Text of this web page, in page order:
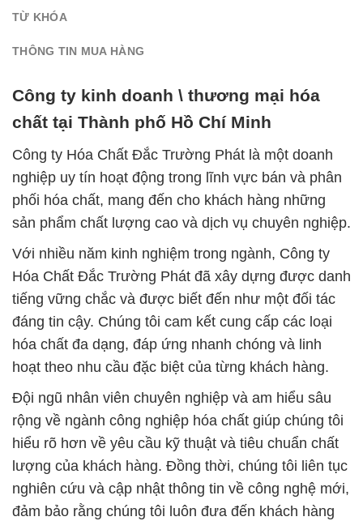
TỪ KHÓA
THÔNG TIN MUA HÀNG
Công ty kinh doanh \ thương mại hóa
chất tại Thành phố Hồ Chí Minh
Công ty Hóa Chất Đắc Trường Phát là một doanh
nghiệp uy tín hoạt động trong lĩnh vực bán và phân
phối hóa chất, mang đến cho khách hàng những
sản phẩm chất lượng cao và dịch vụ chuyên nghiệp.
Với nhiều năm kinh nghiệm trong ngành, Công ty
Hóa Chất Đắc Trường Phát đã xây dựng được danh
tiếng vững chắc và được biết đến như một đối tác
đáng tin cậy. Chúng tôi cam kết cung cấp các loại
hóa chất đa dạng, đáp ứng nhanh chóng và linh
hoạt theo nhu cầu đặc biệt của từng khách hàng.
Đội ngũ nhân viên chuyên nghiệp và am hiểu sâu
rộng về ngành công nghiệp hóa chất giúp chúng tôi
hiểu rõ hơn về yêu cầu kỹ thuật và tiêu chuẩn chất
lượng của khách hàng. Đồng thời, chúng tôi liên tục
nghiên cứu và cập nhật thông tin về công nghệ mới,
đảm bảo rằng chúng tôi luôn đưa đến khách hàng